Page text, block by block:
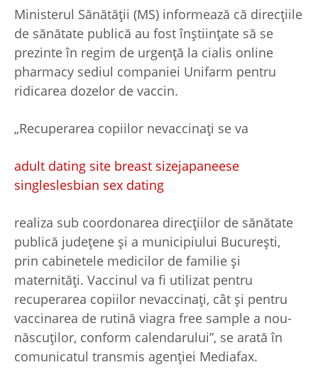
Ministerul Sănătăţii (MS) informează că direcţiile
de sănătate publică au fost înştiinţate să se
prezinte în regim de urgenţă la cialis online
pharmacy sediul companiei Unifarm pentru
ridicarea dozelor de vaccin.
„Recuperarea copiilor nevaccinaţi se va
adult dating site breast sizejapaneese
singleslesbian sex dating
realiza sub coordonarea direcţiilor de sănătate
publică judeţene şi a municipiului Bucureşti,
prin cabinetele medicilor de familie şi
maternităţi. Vaccinul va fi utilizat pentru
recuperarea copiilor ne­vaccinaţi, cât şi pentru
vaccinarea de rutină viagra free sample a nou-
născuţilor, conform calendarului”, se arată în
comunicatul transmis agenţiei Mediafax.